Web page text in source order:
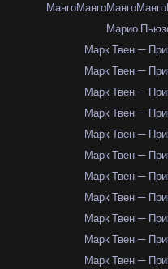
МангоМангоМангоМанго
Марио
Марк Твен —
Марк Твен —
Марк Твен —
Марк Твен —
Марк Твен —
Марк Твен —
Марк Твен —
Марк Твен —
Марк Твен —
Марк Твен —
Марк Твен —